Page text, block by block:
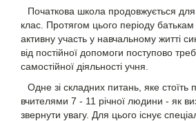
Початкова школа продовжується
клас. Протягом цього періоду
активну участь у навчальному житті
від постійної допомоги поступово
самостійної діяльності учня.
Одне зі складних питань, яке
вчителями 7 - 11 річної людини - як
звернути увагу. Для цього існує